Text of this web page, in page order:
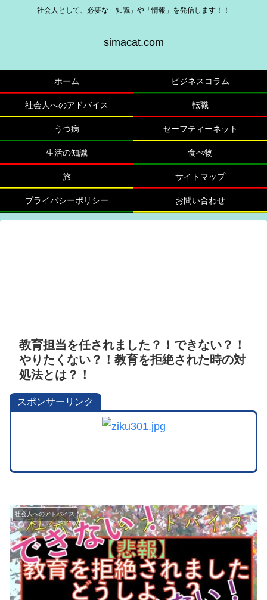
社会人として、必要な「知識」や「情報」を発信します！！
simacat.com
ホーム ビジネスコラム
社会人へのアドバイス 転職
うつ病 セーフティーネット
生活の知識 食べ物
旅 サイトマップ
プライバシーポリシー お問い合わせ
教育担当を任されました？！できない？！
やりたくない？！教育を拒絶された時の対
処法とは？！
スポンサーリンク
社会人へのアドバイス